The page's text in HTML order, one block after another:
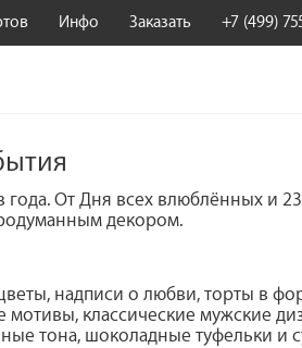
Инфо Заказать +7 (499)
года. От Дня всех влюблённых и
декором.
надписи о любви, торты в
классические мужские
тона, шоколадные туфельки и